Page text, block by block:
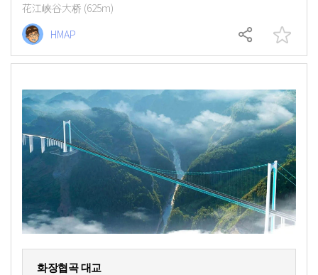
花江峡谷大桥 (625m)
HMAP
화장협곡 대교